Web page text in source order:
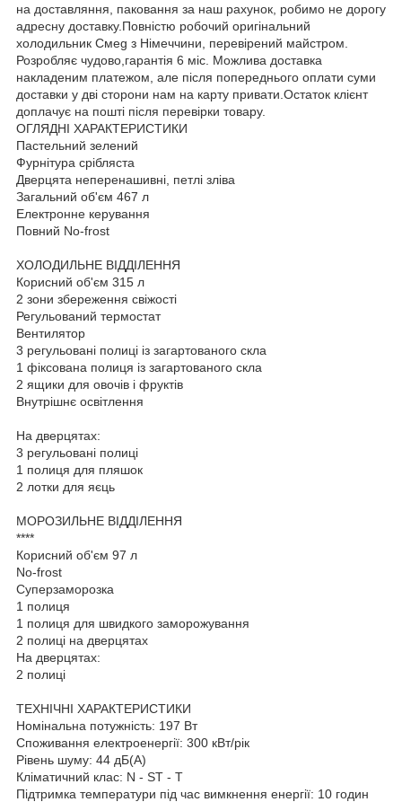
на доставляння, паковання за наш рахунок, робимо не дорогу
адресну доставку.Повністю робочий оригінальний
холодильник Смеg з Німеччини, перевірений майстром.
Розробляє чудово,гарантія 6 міс. Можлива доставка
накладеним платежом, але після попереднього оплати суми
доставки у дві сторони нам на карту привати.Остаток клієнт
доплачує на пошті після перевірки товару.
ОГЛЯДНІ ХАРАКТЕРИСТИКИ
Пастельний зелений
Фурнітура срібляста
Дверцята неперенашивні, петлі зліва
Загальний об'єм 467 л
Електронне керування
Повний No-frost
ХОЛОДИЛЬНЕ ВІДДІЛЕННЯ
Корисний об'єм 315 л
2 зони збереження свіжості
Регульований термостат
Вентилятор
3 регульовані полиці із загартованого скла
1 фіксована полиця із загартованого скла
2 ящики для овочів і фруктів
Внутрішнє освітлення
На дверцятах:
3 регульовані полиці
1 полиця для пляшок
2 лотки для яєць
МОРОЗИЛЬНЕ ВІДДІЛЕННЯ
****
Корисний об'єм 97 л
No-frost
Суперзаморозка
1 полиця
1 полиця для швидкого заморожування
2 полиці на дверцятах
На дверцятах:
2 полиці
ТЕХНІЧНІ ХАРАКТЕРИСТИКИ
Номінальна потужність: 197 Вт
Споживання електроенергії: 300 кВт/рік
Рівень шуму: 44 дБ(А)
Кліматичний клас: N - ST - T
Підтримка температури під час вимкнення енергії: 10 годин